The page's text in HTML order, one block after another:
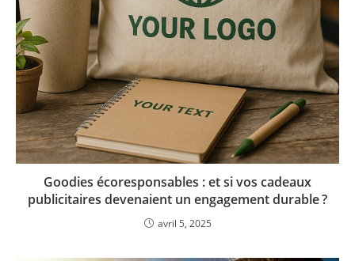
Goodies écoresponsables : et si vos cadeaux
publicitaires devenaient un engagement durable ?
avril 5, 2025